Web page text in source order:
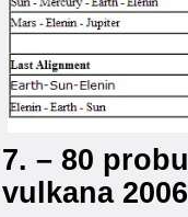
7. – 80
vulkana